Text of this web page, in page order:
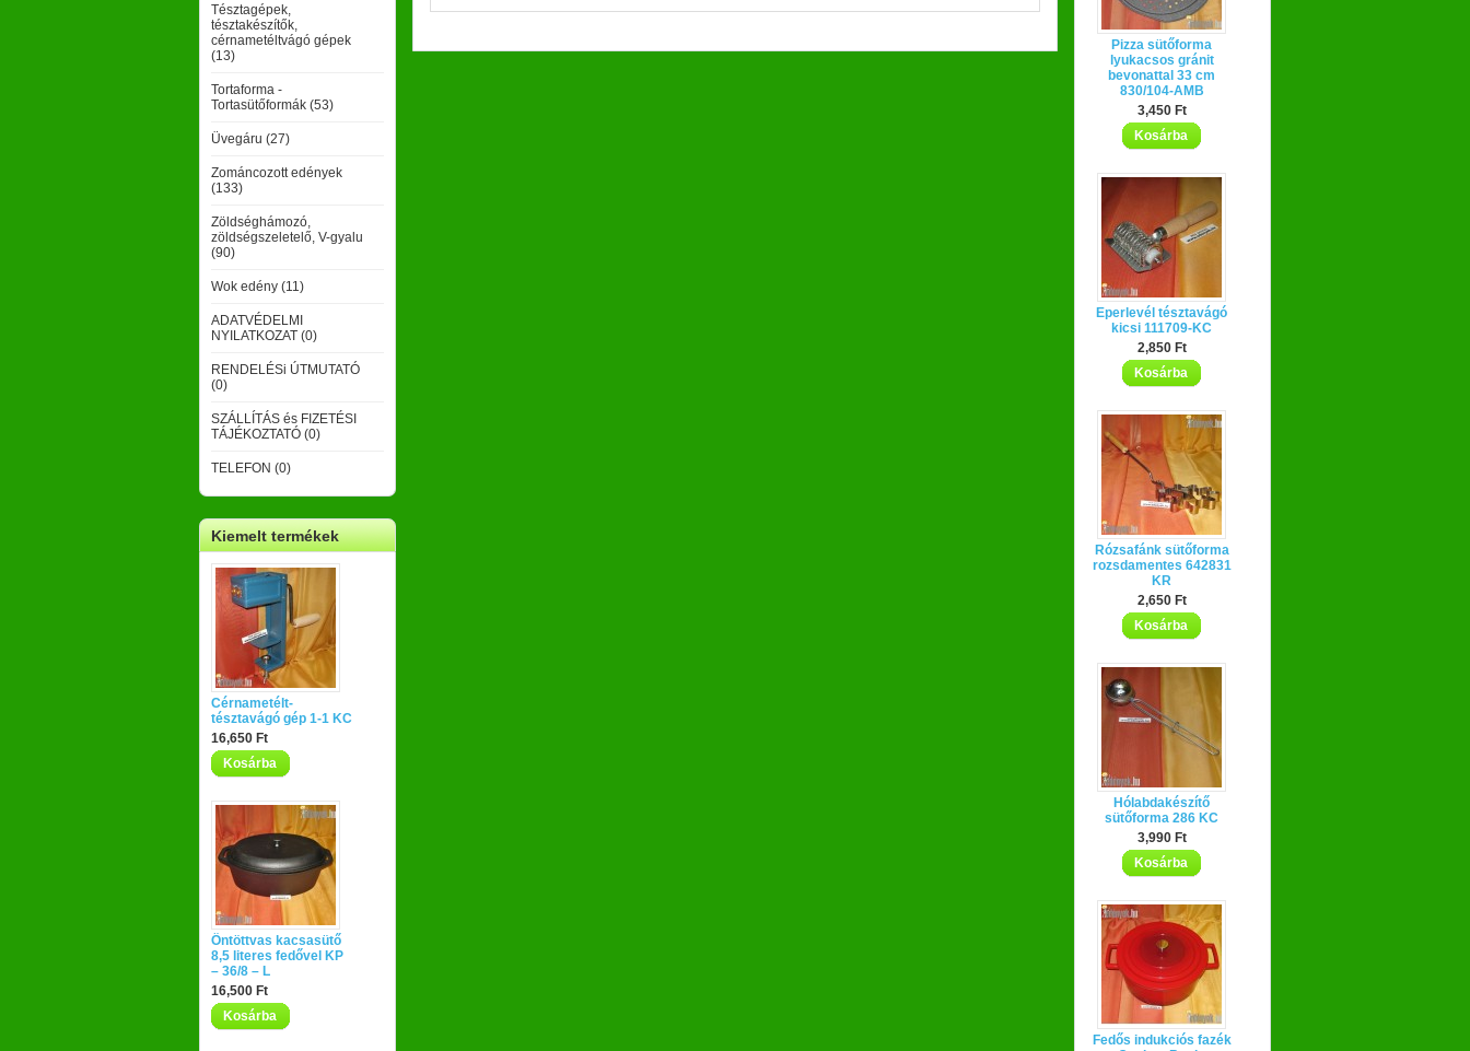
Tésztagépek,
tésztakészítők,
cérnametéltvágó gépek
(13)
Tortaforma -
Tortasütőformák (53)
Üvegáru (27)
Zománcozott edények
(133)
Zöldséghámozó,
zöldségszeletelő, V-gyalu
(90)
Wok edény (11)
ADATVÉDELMI
NYILATKOZAT (0)
RENDELÉSi ÚTMUTATÓ
(0)
SZÁLLÍTÁS és FIZETÉSI
TÁJÉKOZTATÓ (0)
TELEFON (0)
Kiemelt termékek
Cérnametélt-
tésztavágó gép 1-1 KC
16,650 Ft
Kosárba
Öntöttvas kacsasütő
8,5 literes fedővel KP
– 36/8 – L
16,500 Ft
Kosárba
Pizza sütőforma
lyukacsos gránit
bevonattal 33 cm
830/104-AMB
3,450 Ft
Kosárba
Eperlevél tésztavágó
kicsi 111709-KC
2,850 Ft
Kosárba
Rózsafánk sütőforma
rozsdamentes 642831
KR
2,650 Ft
Kosárba
Hólabdakészítő
sütőforma 286 KC
3,990 Ft
Kosárba
Fedős indukciós fazék